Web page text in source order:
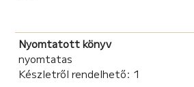
Nyomtatott könyv
nyomtatas
Készletről rendelhető: 1